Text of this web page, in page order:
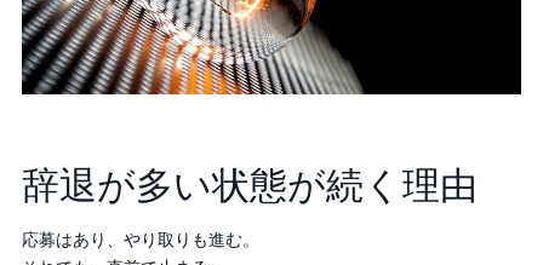
辞退が多い状態が続く理由
応募はあり、やり取りも進む。